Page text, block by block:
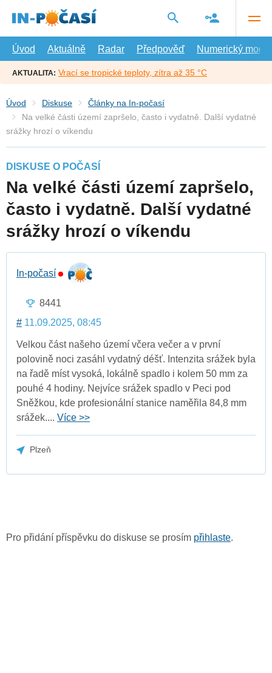
hlavní
Úvod
Aktuálně Radar Předpověď Numerický model
AKTUALITA: Vrací se tropické teploty, zítra až 35 °C
Úvod Diskuse
Články na In-počasí
Na velké části území zapršelo, často i vydatně. Další vydatné
srážky hrozí o víkendu
DISKUSE O POČASÍ
Na velké části území zapršelo,
často i vydatně. Další vydatné
srážky hrozí o víkendu
In-počasí
8441
# 11.09.2025, 08:45
Velkou část našeho území včera večer a v první
polovině noci zasáhl vydatný déšť. Intenzita srážek byla
na řadě míst vysoká, lokálně spadlo i kolem 50 mm za
pouhé 4 hodiny. Nejvíce srážek spadlo v Peci pod
Sněžkou, kde profesionální stanice naměřila 84,8 mm
srážek.... Více >>
Plzeň
Pro přidání příspěvku do diskuse se prosím přihlaste.